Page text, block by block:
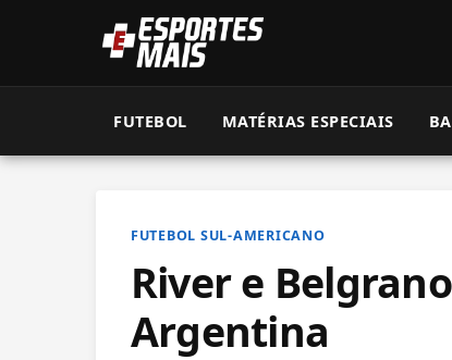
FUTEBOL MATÉRIAS ESPECIAIS
FUTEBOL SUL-AMERICANO
River e
Argentina